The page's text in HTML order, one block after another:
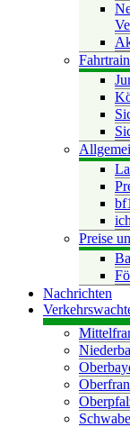
Preise
Nachrichten